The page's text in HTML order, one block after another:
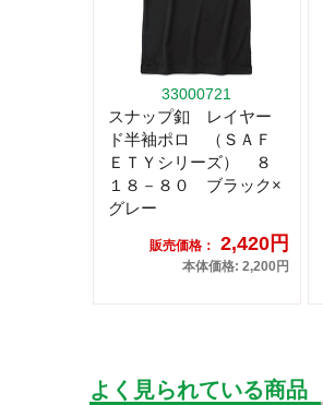
33000721
スナップ釦 レイヤー
ド半袖ポロ （ＳＡＦ
ＥＴＹシリーズ） ８
１８－８０ ブラック×
グレー
販売価格： 2,420円
本体価格: 2,200円
よく見られている商品